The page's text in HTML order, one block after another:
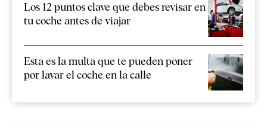
Los 12 puntos clave que debes revisar en
tu coche antes de viajar
Esta es la multa que te pueden poner
por lavar el coche en la calle